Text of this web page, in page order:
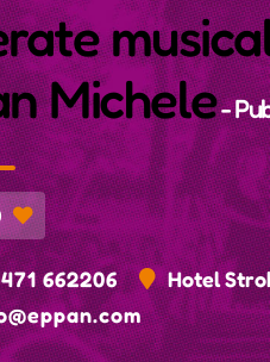
Michele-
662206
Hotel